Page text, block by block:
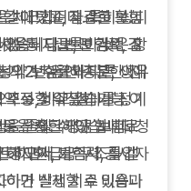
체크합니다. 특히 상피
암 등 지급률이 낮은 항
→ 청약철회 가능 여
줄일 수 있습니다. 청
해지환급금 구조를 캘
갈아탔고, 절감한 보험
습니다. 반면 감액 조
기 2년 동안 충분한 진
로, 비교 결과를 정기
을 체크해야 합니다.
때 기준 자료로 활용
용해 담보, 보험료, 감
의가 수월해지고, 생애
조정할 수 있습니다.
약 보험료와 다른 이유
산출한 평균 보험료
강고지, 가족력, 직업
이가 발생할 수 있습니
하면서 보험사 공시 자
하면 실제 치료 비용과